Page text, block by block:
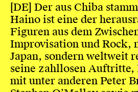
[DE] Der aus Chiba
Haino ist eine der
Figuren aus dem
Improvisation und Rock,
Japan, sondern weltweit
seine zahllosen
mit unter anderen Peter